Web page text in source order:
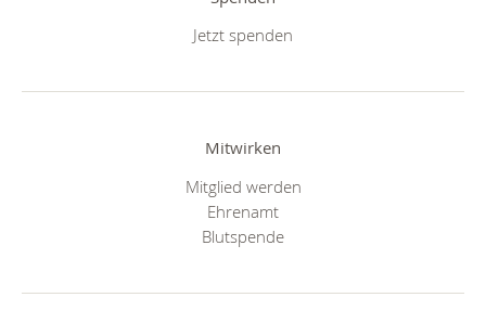
Jetzt spenden
Mitwirken
Mitglied werden
Ehrenamt
Blutspende